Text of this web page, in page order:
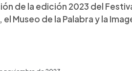
de la edición 2023 del
Museo de la Palabra y la